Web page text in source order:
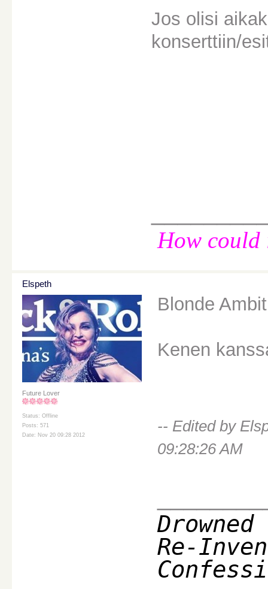
Jos olisi
konserttiin/
How could
Elspeth
Future Lover
Status: Offline
Posts: 571
Date: Nov 20 09:28 2012
Blonde
Kenen
-- Edited by
09:28:26 AM
Re-